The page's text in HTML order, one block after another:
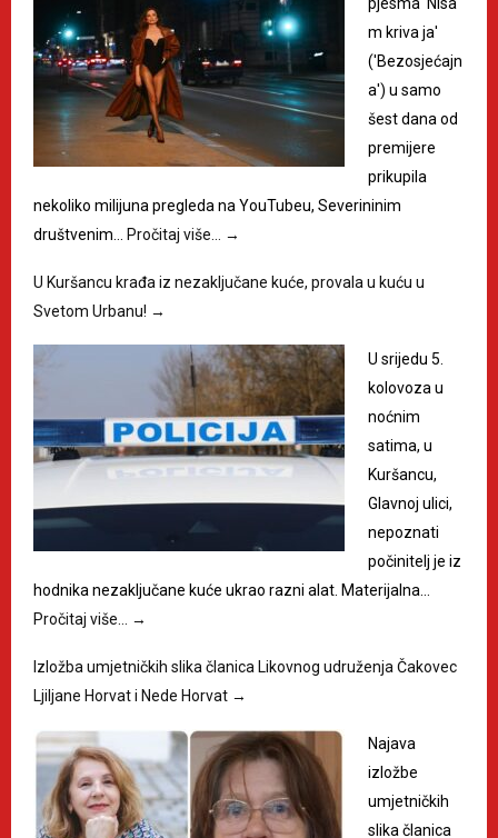
pjesma 'Nisa
m kriva ja'
('Bezosjećajn
a') u samo
šest dana od
premijere
prikupila
nekoliko milijuna pregleda na YouTubeu, Severininim
društvenim… Pročitaj više… →
U Kuršancu krađa iz nezaključane kuće, provala u kuću u
Svetom Urbanu! →
U srijedu 5.
kolovoza u
noćnim
satima, u
Kuršancu,
Glavnoj ulici,
nepoznati
počinitelj je iz
hodnika nezaključane kuće ukrao razni alat. Materijalna…
Pročitaj više… →
Izložba umjetničkih slika članica Likovnog udruženja Čakovec
Ljiljane Horvat i Nede Horvat →
Najava
izložbe
umjetničkih
slika članica